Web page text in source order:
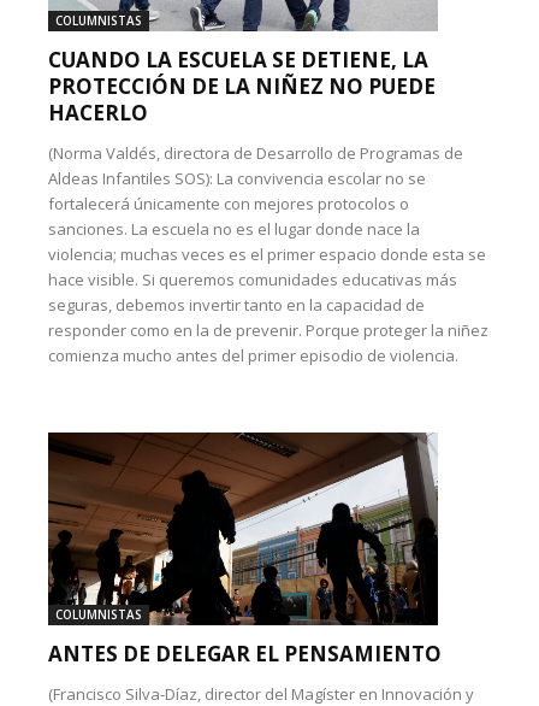
COLUMNISTAS
CUANDO LA ESCUELA SE DETIENE, LA
PROTECCIÓN DE LA NIÑEZ NO PUEDE
HACERLO
(Norma Valdés, directora de Desarrollo de Programas de
Aldeas Infantiles SOS): La convivencia escolar no se
fortalecerá únicamente con mejores protocolos o
sanciones. La escuela no es el lugar donde nace la
violencia; muchas veces es el primer espacio donde esta se
hace visible. Si queremos comunidades educativas más
seguras, debemos invertir tanto en la capacidad de
responder como en la de prevenir. Porque proteger la niñez
comienza mucho antes del primer episodio de violencia.
COLUMNISTAS
ANTES DE DELEGAR EL PENSAMIENTO
(Francisco Silva-Díaz, director del Magíster en Innovación y